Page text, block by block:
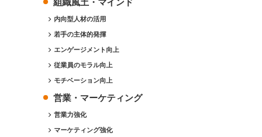
内向型人材の活用
若手の主体的発揮
エンゲージメント向上
従業員のモラル向上
モチベーション向上
営業・マーケティング
営業力強化
マーケティング強化